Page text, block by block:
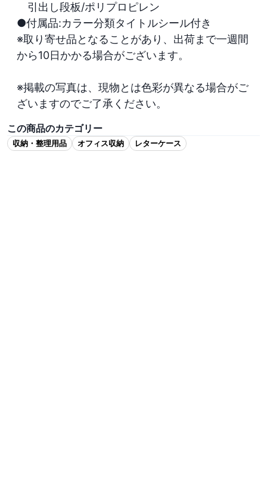
引出し段板/ポリプロピレン
●付属品:カラー分類タイトルシール付き
※取り寄せ品となることがあり、出荷まで一週間
から10日かかる場合がございます。
※掲載の写真は、現物とは色彩が異なる場合がご
ざいますのでご了承ください。
この商品のカテゴリー
収納・整理用品 オフィス収納 レターケース